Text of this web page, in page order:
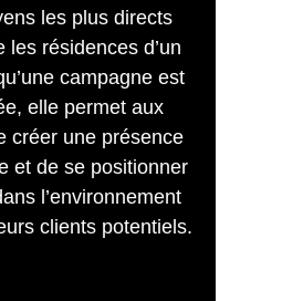
les plus directs
les résidences d’un
campagne est
elle permet aux
créer une présence
et de se positionner
l’environnement
clients potentiels.